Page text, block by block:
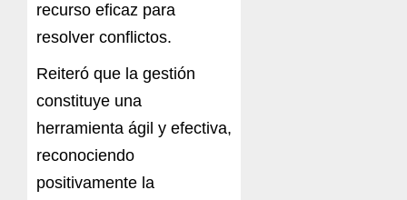
recurso eficaz para
resolver conflictos.
Reiteró que la gestión
constituye una
herramienta ágil y efectiva,
reconociendo
positivamente la